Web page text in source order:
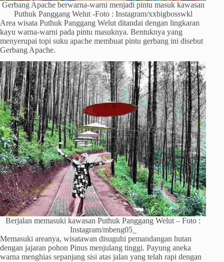
Gerbang Apache berwarna-warni menjadi pintu masuk kawasan
Puthuk Panggang Welut -Foto : Instagram/xxbigbosswkl
Area wisata Puthuk Panggang Welut ditandai dengan lingkaran
kayu warna-warni pada pintu masuknya. Bentuknya yang
menyerupai topi suku apache membuat pintu gerbang ini disebut
Gerbang Apache.
Berjalan memasuki kawasan Puthuk Panggang Welut – Foto :
Instagram/mbeng05_
Memasuki areanya, wisatawan disuguhi pemandangan hutan
dengan jajaran pohon Pinus menjulang tinggi. Payung aneka
warna menghias sepanjang sisi atas jalan yang telah rapi dengan